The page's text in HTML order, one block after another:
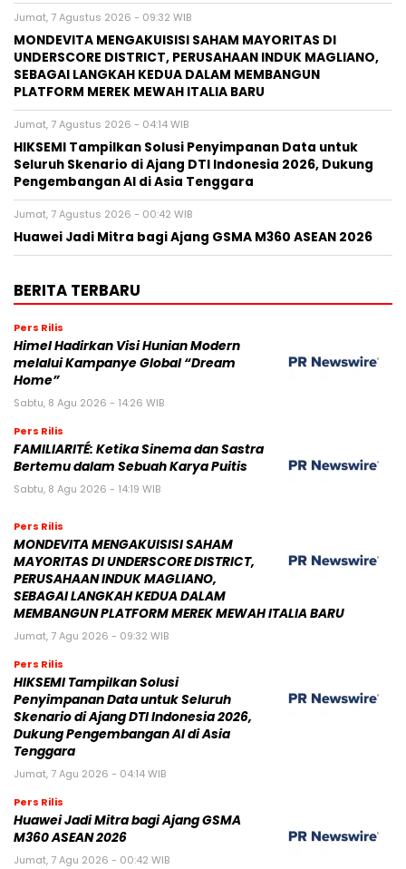
Jumat, 7 Agustus 2026 - 09:32 WIB
MONDEVITA MENGAKUISISI SAHAM MAYORITAS DI
UNDERSCORE DISTRICT, PERUSAHAAN INDUK MAGLIANO,
SEBAGAI LANGKAH KEDUA DALAM MEMBANGUN
PLATFORM MEREK MEWAH ITALIA BARU
Jumat, 7 Agustus 2026 - 04:14 WIB
HIKSEMI Tampilkan Solusi Penyimpanan Data untuk
Seluruh Skenario di Ajang DTI Indonesia 2026, Dukung
Pengembangan AI di Asia Tenggara
Jumat, 7 Agustus 2026 - 00:42 WIB
Huawei Jadi Mitra bagi Ajang GSMA M360 ASEAN 2026
BERITA TERBARU
Pers Rilis
Himel Hadirkan Visi Hunian Modern
melalui Kampanye Global “Dream
Home”
Sabtu, 8 Agu 2026 - 14:26 WIB
Pers Rilis
FAMILIARITÉ: Ketika Sinema dan Sastra
Bertemu dalam Sebuah Karya Puitis
Sabtu, 8 Agu 2026 - 14:19 WIB
Pers Rilis
MONDEVITA MENGAKUISISI SAHAM
MAYORITAS DI UNDERSCORE DISTRICT,
PERUSAHAAN INDUK MAGLIANO,
SEBAGAI LANGKAH KEDUA DALAM
MEMBANGUN PLATFORM MEREK MEWAH ITALIA BARU
Jumat, 7 Agu 2026 - 09:32 WIB
Pers Rilis
HIKSEMI Tampilkan Solusi
Penyimpanan Data untuk Seluruh
Skenario di Ajang DTI Indonesia 2026,
Dukung Pengembangan AI di Asia
Tenggara
Jumat, 7 Agu 2026 - 04:14 WIB
Pers Rilis
Huawei Jadi Mitra bagi Ajang GSMA
M360 ASEAN 2026
Jumat, 7 Agu 2026 - 00:42 WIB